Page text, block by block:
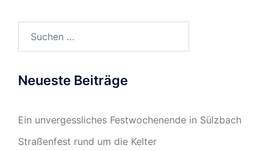
Neueste Beiträge
Ein unvergessliches Festwochenende in Sülzbach
Straßenfest rund um die Kelter